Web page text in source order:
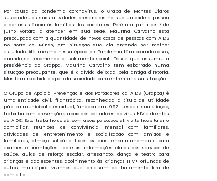
Por causa da pandemia coronavírus, o Grapa de Montes Claros
suspendeu as suas atividades presenciais na sua unidade e passou
a dar assistência às famílias dos pacientes. Porém a partir de 7 de
julho voltará a atender em sua sede. Maurina Carvalho está
preocupada com a quantidade de novos casos de pessoas com AIDS
no Norte de Minas, em situação que ela entende ser melhor
estudado. Até mesmo nessa época de Pandemia têm ocorrido casos,
quando se recomenda o isolamento social. Desde que assumiu a
presidência do Grappa, Maurina Carvalho tem esbarrado numa
situação preocupante, que é a divida deixada pela antiga diretoria.
Mas tem recebido o apoio da sociedade para enfrentar essa situação.
O Grupo de Apoio à Prevenção e aos Portadores da AIDS (Grappa) é
uma entidade civil, filantrópica, reconhecida a título de utilidade
pública municipal e estadual, fundada em 1992. Desde a sua criação,
trabalha com prevenção e apoio aos portadores do vírus HIV e doentes
de AIDS. Este trabalho se dá com apoio psicossocial, visita hospitalar e
domiciliar, reuniões de convivência mensal com familiares,
atividades de entretenimento e socialização com amigos e
familiares, almoço solidário todos os dias, encaminhamento para
exames e orientações sobre as informações claras dos serviços de
saúde, aulas de reforço escolar, artesanato, dança e teatro para
crianças e adolescentes, acolhimento às crianças HIV+ oriundas de
outros municípios vizinhos que precisam de tratamento fora de
domicilio.